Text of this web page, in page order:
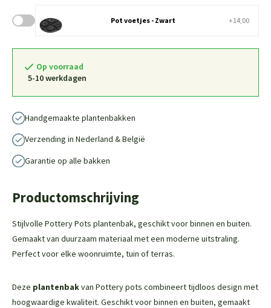
Pot voetjes - Zwart +14,00
Op voorraad
5-10 werkdagen
Handgemaakte plantenbakken
Verzending in Nederland & België
Garantie op alle bakken
Productomschrijving
Stijlvolle Pottery Pots plantenbak, geschikt voor binnen en buiten.
Gemaakt van duurzaam materiaal met een moderne uitstraling.
Perfect voor elke woonruimte, tuin of terras.
Deze plantenbakvan Pottery pots combineert tijdloos design met
hoogwaardige kwaliteit. Geschikt voor binnen en buiten, gemaakt